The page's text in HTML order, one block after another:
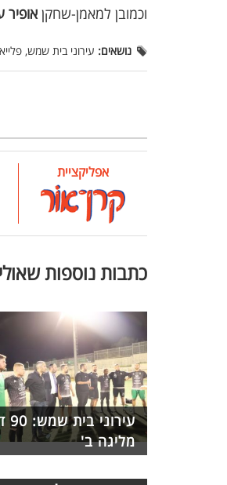
וכמובן למאמן-שחקןאופיר
נושאים: עירוני בית שמש,
אפליקציית
כתבות נוספות שאולי
מליגה ב'